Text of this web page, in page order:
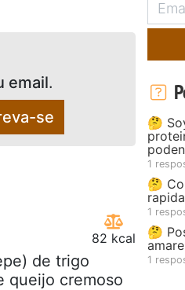
email.
se
82 kcal
de trigo
queijo cremoso
🤔
1
🤔
1
🤔
1